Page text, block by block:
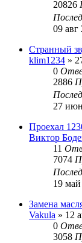
20826
09 авг
Странный
klim1234 »
0
2886
27
Проехал
Виктор
11
7074
19
Замена
Vakula » 12
0
3058